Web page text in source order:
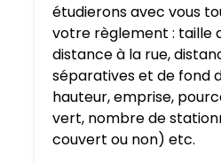
étudierons avec vous
votre règlement : taille
distance à la rue,
séparatives et de fond
hauteur, emprise,
vert, nombre de
couvert ou non) etc.